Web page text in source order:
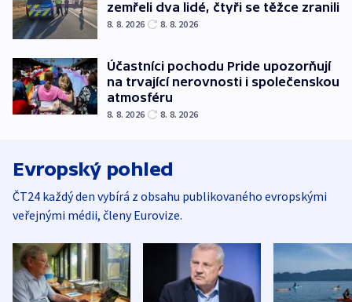
zemřeli dva lidé, čtyři se těžce zranili
8. 8. 2026 8. 8. 2026
Účastníci pochodu Pride upozorňují
na trvající nerovnosti i společenskou
atmosféru
8. 8. 2026 8. 8. 2026
Evropský pohled
ČT24 každý den vybírá z obsahu publikovaného evropskými
veřejnými médii, členy Eurovize.